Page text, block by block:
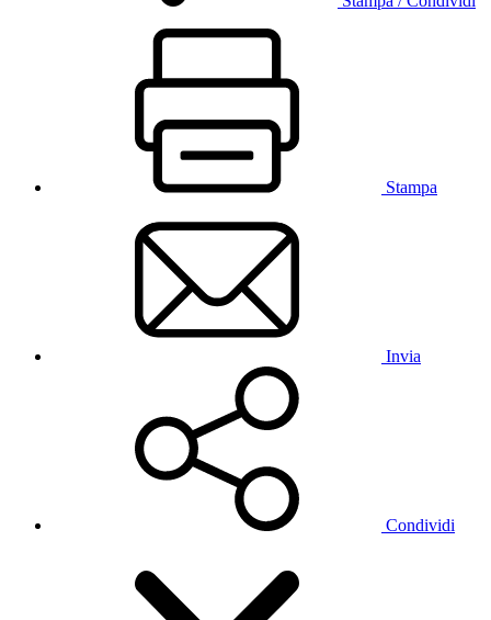
Stampa
Invia
Condividi